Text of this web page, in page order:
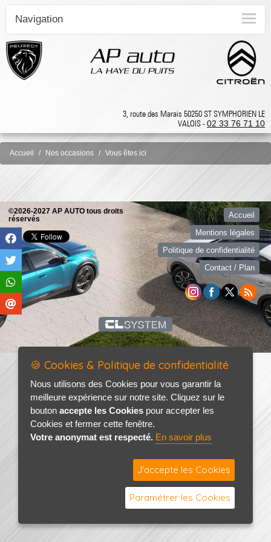
Navigation
3, route des Marais 50250 ST SYMPHORIEN LE
VALOIS -02 33 76 71 10
Accueil Nos occasions Vous êtes ici
©2026-2027 AP AUTO tous droits
réservés
Accueil
Mentions légales
Politique de confidentialité
Contact / Plan
🍪 Cookies & Politique de confidentialité
Nous utilisons des Cookies pour vous garantir la
meilleure expérience sur notre site. Cliquez sur le
bouton accepte les Cookies pour accepter les
Cookies et fermer cette fenêtre.
Votre anonymat est respecté. En savoir plus
J'accepte les Cookies
Paramétrer les Cookies